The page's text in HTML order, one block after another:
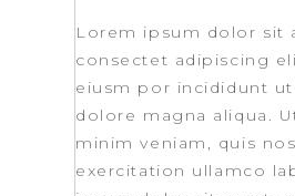
Lorem ipsum dolor sit
consectet adipiscing
eiusm por incididunt
dolore magna aliqua.
minim veniam, quis
exercitation ullamco